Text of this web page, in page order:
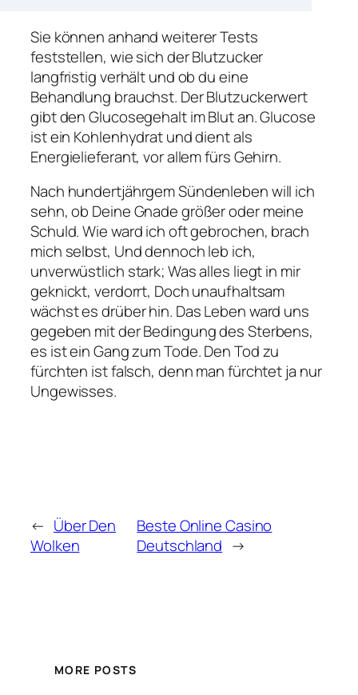
Sie können anhand weiterer Tests
feststellen, wie sich der Blutzucker
langfristig verhält und ob du eine
Behandlung brauchst. Der Blutzuckerwert
gibt den Glucosegehalt im Blut an. Glucose
ist ein Kohlenhydrat und dient als
Energielieferant, vor allem fürs Gehirn.
Nach hundertjährgem Sündenleben will ich
sehn, ob Deine Gnade größer oder meine
Schuld. Wie ward ich oft gebrochen, brach
mich selbst, Und dennoch leb ich,
unverwüstlich stark; Was alles liegt in mir
geknickt, verdorrt, Doch unaufhaltsam
wächst es drüber hin. Das Leben ward uns
gegeben mit der Bedingung des Sterbens,
es ist ein Gang zum Tode. Den Tod zu
fürchten ist falsch, denn man fürchtet ja nur
Ungewisses.
← Über Den
Wolken
Beste Online Casino
Deutschland →
MORE POSTS